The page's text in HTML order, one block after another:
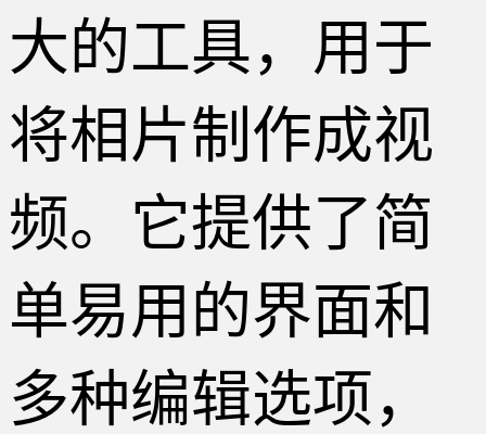
大的工具，用于
将相片制作成视
频。它提供了简
单易用的界面和
多种编辑选项，